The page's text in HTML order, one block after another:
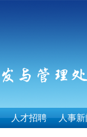
人才招聘 人事新